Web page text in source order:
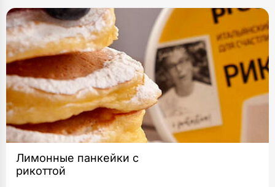
Лимонные панкейки с
рикоттой